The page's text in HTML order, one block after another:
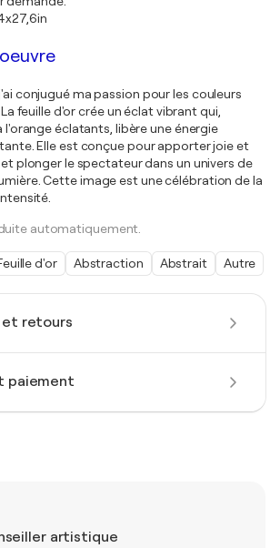
et retours
paiement
artistique
conjugué ma passion pour les couleurs
feuille d'or crée un éclat vibrant qui,
l'orange éclatants, libère une énergie
Elle est conçue pour apporter joie et
plonger le spectateur dans un univers de
Cette image est une célébration de la
automatiquement.
d'or Abstraction Abstrait Autre